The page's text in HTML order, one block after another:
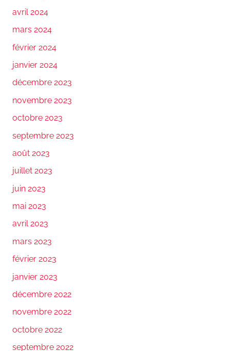
avril 2024
mars 2024
février 2024
janvier 2024
décembre 2023
novembre 2023
octobre 2023
septembre 2023
août 2023
juillet 2023
juin 2023
mai 2023
avril 2023
mars 2023
février 2023
janvier 2023
décembre 2022
novembre 2022
octobre 2022
septembre 2022